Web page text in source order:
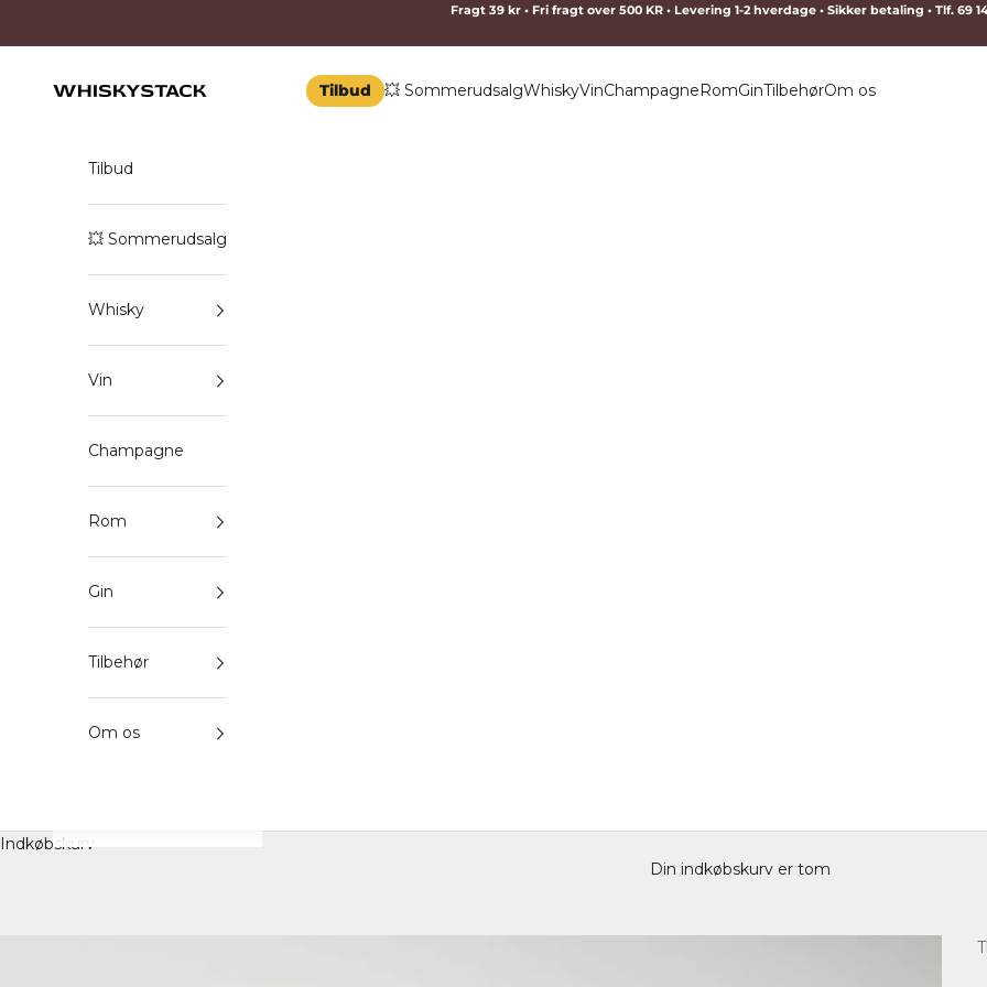
Fragt 39 kr • Fri fragt over 500 KR • Levering 1-2 hverdage • Sikker betaling • Tlf. 69
WHISKYSTACK Tilbud 💥 SommerudsalgWhiskyVinChampagneRomGinTilbehørOm os
Tilbud
💥 Sommerudsalg
Whisky
Vin
Champagne
Rom
Gin
Tilbehør
Om os
Indkøbskurv
Din indkøbskurv er tom